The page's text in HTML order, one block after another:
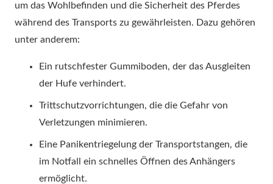
um das Wohlbefinden und die Sicherheit des Pferdes
während des Transports zu gewährleisten. Dazu gehören
unter anderem:
Ein rutschfester Gummiboden, der das Ausgleiten
der Hufe verhindert.
Trittschutzvorrichtungen, die die Gefahr von
Verletzungen minimieren.
Eine Panikentriegelung der Transportstangen, die
im Notfall ein schnelles Öffnen des Anhängers
ermöglicht.